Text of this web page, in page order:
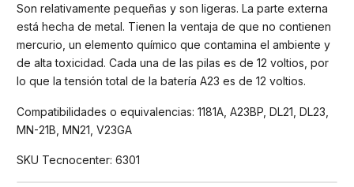
Son relativamente pequeñas y son ligeras. La parte externa
está hecha de metal. Tienen la ventaja de que no contienen
mercurio, un elemento químico que contamina el ambiente y
de alta toxicidad. Cada una de las pilas es de 12 voltios, por
lo que la tensión total de la batería A23 es de 12 voltios.
Compatibilidades o equivalencias: 1181A, A23BP, DL21, DL23,
MN-21B, MN21, V23GA
SKU Tecnocenter: 6301